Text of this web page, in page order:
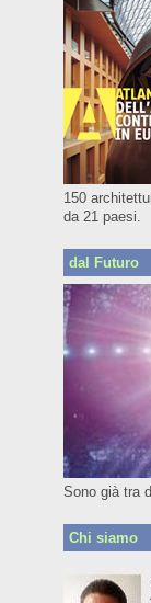
150
da 21 paesi.
dal Futuro
Sono già tra
Chi siamo